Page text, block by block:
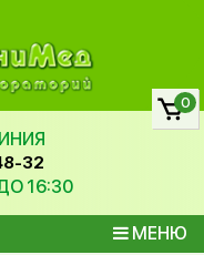
32
16:30
МЕНЮ
0